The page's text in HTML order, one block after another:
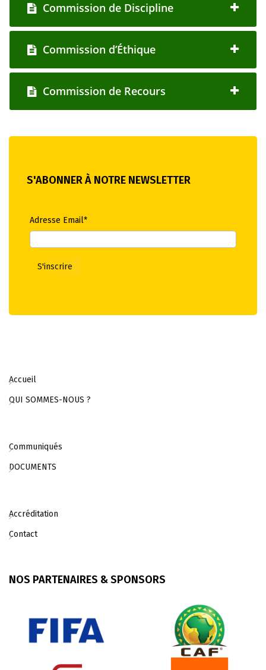
Commission de Discipline
Commission d’Éthique
Commission de Recours
S'ABONNER À NOTRE NEWSLETTER
Adresse Email*
Accueil
QUI SOMMES-NOUS ?
Communiqués
DOCUMENTS
Accréditation
Contact
NOS PARTENAIRES & SPONSORS